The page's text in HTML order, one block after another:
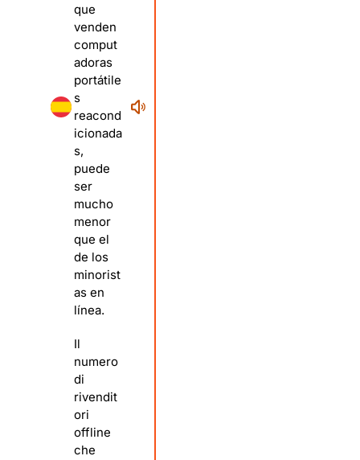
que
venden
comput
adoras
portátile
s
reacond
icionada
s,
puede
ser
mucho
menor
que el
de los
minorist
as en
línea.
Il
numero
di
rivendit
ori
offline
che